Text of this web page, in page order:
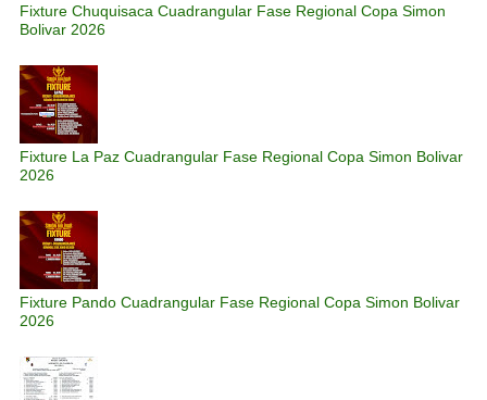
Fixture Chuquisaca Cuadrangular Fase Regional Copa Simon
Bolivar 2026
Fixture La Paz Cuadrangular Fase Regional Copa Simon Bolivar
2026
Fixture Pando Cuadrangular Fase Regional Copa Simon Bolivar
2026